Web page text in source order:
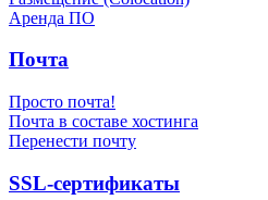
Аренда ПО
Почта
Просто почта!
Почта в составе хостинга
Перенести почту
SSL-сертификаты